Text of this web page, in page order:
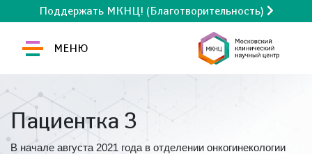
Поддержать МКНЦ! (Благотворительность)
МЕНЮ
Пациентка З
В начале августа 2021 года в отделении онкогинекологии